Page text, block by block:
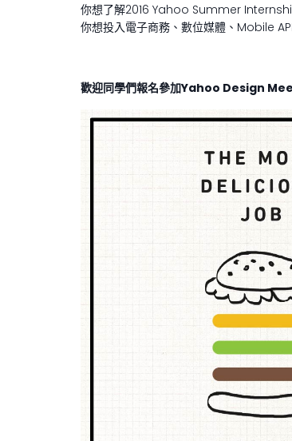
你想了解2016 Yahoo Summer
你想投入電子商務、數位媒體、Mobile
歡迎同學們報名參加Yahoo Design